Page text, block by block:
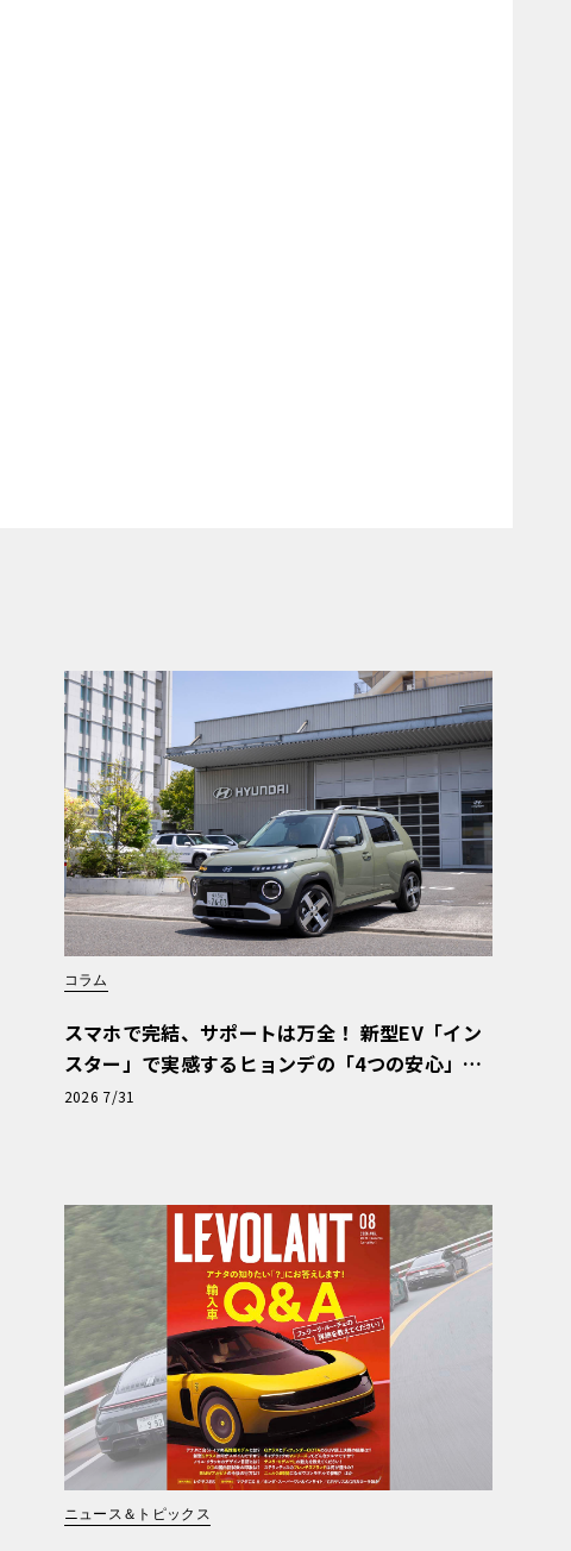
コラム
スマホで完結、サポートは万全！ 新型EV「イン
スター」で実感するヒョンデの「4つの安心」
【第1回・ヒョンデ6つの疑問：Why? Hyunda
2026 7/31
ニュース＆トピックス